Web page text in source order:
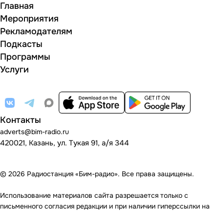
Главная
Мероприятия
Рекламодателям
Подкасты
Программы
Услуги
Контакты
adverts@bim-radio.ru
420021, Казань, ул. Тукая 91, а/я 344
© 2026 Радиостанция «Бим-радио». Все права защищены.
Использование материалов сайта разрешается только с
письменного согласия редакции и при наличии гиперссылки на